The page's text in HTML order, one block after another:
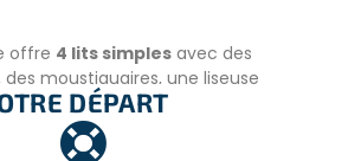
offre 4 lits simples avec des
moustiquaires, une liseuse
pour charger les appareils
cadenas.
DÉPART